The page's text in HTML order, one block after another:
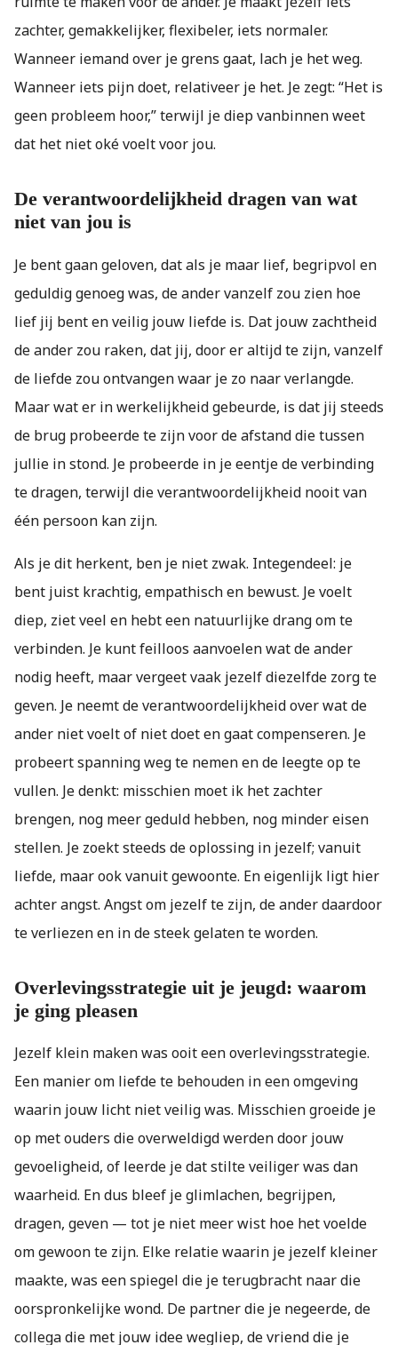
zachter, gemakkelijker, flexibeler, iets normaler.
Wanneer iemand over je grens gaat, lach je het weg.
Wanneer iets pijn doet, relativeer je het. Je zegt: “Het is
geen probleem hoor,” terwijl je diep vanbinnen weet
dat het niet oké voelt voor jou.
De verantwoordelijkheid dragen van wat
niet van jou is
Je bent gaan geloven, dat als je maar lief, begripvol en
geduldig genoeg was, de ander vanzelf zou zien hoe
lief jij bent en veilig jouw liefde is. Dat jouw zachtheid
de ander zou raken, dat jij, door er altijd te zijn, vanzelf
de liefde zou ontvangen waar je zo naar verlangde.
Maar wat er in werkelijkheid gebeurde, is dat jij steeds
de brug probeerde te zijn voor de afstand die tussen
jullie in stond. Je probeerde in je eentje de verbinding
te dragen, terwijl die verantwoordelijkheid nooit van
één persoon kan zijn.
Als je dit herkent, ben je niet zwak. Integendeel: je
bent juist krachtig, empathisch en bewust. Je voelt
diep, ziet veel en hebt een natuurlijke drang om te
verbinden. Je kunt feilloos aanvoelen wat de ander
nodig heeft, maar vergeet vaak jezelf diezelfde zorg te
geven. Je neemt de verantwoordelijkheid over wat de
ander niet voelt of niet doet en gaat compenseren. Je
probeert spanning weg te nemen en de leegte op te
vullen. Je denkt: misschien moet ik het zachter
brengen, nog meer geduld hebben, nog minder eisen
stellen. Je zoekt steeds de oplossing in jezelf; vanuit
liefde, maar ook vanuit gewoonte. En eigenlijk ligt hier
achter angst. Angst om jezelf te zijn, de ander daardoor
te verliezen en in de steek gelaten te worden.
Overlevingsstrategie uit je jeugd: waarom
je ging pleasen
Jezelf klein maken was ooit een overlevingsstrategie.
Een manier om liefde te behouden in een omgeving
waarin jouw licht niet veilig was. Misschien groeide je
op met ouders die overweldigd werden door jouw
gevoeligheid, of leerde je dat stilte veiliger was dan
waarheid. En dus bleef je glimlachen, begrijpen,
dragen, geven — tot je niet meer wist hoe het voelde
om gewoon te zijn. Elke relatie waarin je jezelf kleiner
maakte, was een spiegel die je terugbracht naar die
oorspronkelijke wond. De partner die je negeerde, de
collega die met jouw idee wegliep, de vriend die je